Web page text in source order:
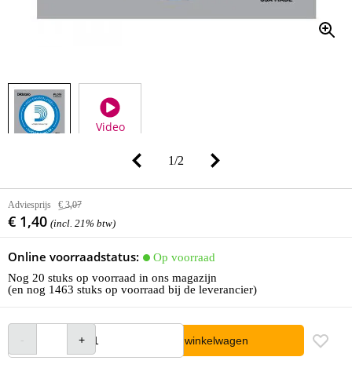
Video
1/2
Adviesprijs € 3,07
€ 1,40 (incl. 21% btw)
Online voorraadstatus:
Op voorraad
Nog 20 stuks op voorraad in ons magazijn
(en nog 1463 stuks op voorraad bij de leverancier)
In winkelwagen